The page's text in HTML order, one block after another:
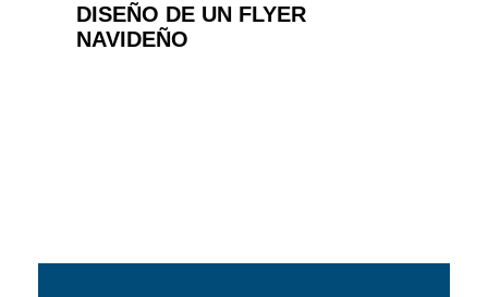
DISEÑO DE UN FLYER
NAVIDEÑO